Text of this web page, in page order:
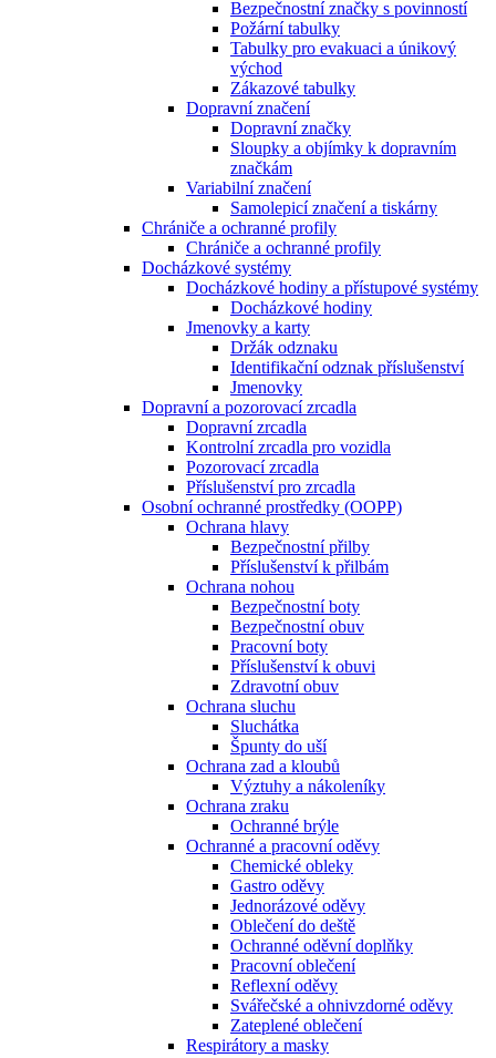
Bezpečnostní značky s povinností
Požární tabulky
Tabulky pro evakuaci a únikový
východ
Zákazové tabulky
Dopravní značení
Dopravní značky
Sloupky a objímky k dopravním
značkám
Variabilní značení
Samolepicí značení a tiskárny
Chrániče a ochranné profily
Chrániče a ochranné profily
Docházkové systémy
Docházkové hodiny a přístupové systémy
Docházkové hodiny
Jmenovky a karty
Držák odznaku
Identifikační odznak příslušenství
Jmenovky
Dopravní a pozorovací zrcadla
Dopravní zrcadla
Kontrolní zrcadla pro vozidla
Pozorovací zrcadla
Příslušenství pro zrcadla
Osobní ochranné prostředky (OOPP)
Ochrana hlavy
Bezpečnostní přilby
Příslušenství k přilbám
Ochrana nohou
Bezpečnostní boty
Bezpečnostní obuv
Pracovní boty
Příslušenství k obuvi
Zdravotní obuv
Ochrana sluchu
Sluchátka
Špunty do uší
Ochrana zad a kloubů
Výztuhy a nákoleníky
Ochrana zraku
Ochranné brýle
Ochranné a pracovní oděvy
Chemické obleky
Gastro oděvy
Jednorázové oděvy
Oblečení do deště
Ochranné oděvní doplňky
Pracovní oblečení
Reflexní oděvy
Svářečské a ohnivzdorné oděvy
Zateplené oblečení
Respirátory a masky